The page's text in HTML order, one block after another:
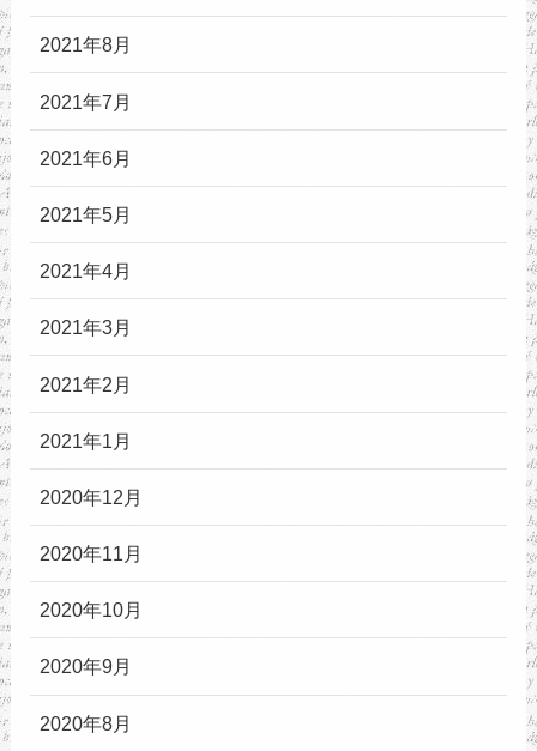
2021年8月
2021年7月
2021年6月
2021年5月
2021年4月
2021年3月
2021年2月
2021年1月
2020年12月
2020年11月
2020年10月
2020年9月
2020年8月